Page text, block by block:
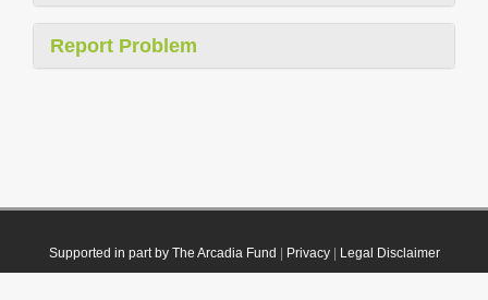
Report Problem
Supported in part by The Arcadia Fund Privacy| Legal Disclaimer